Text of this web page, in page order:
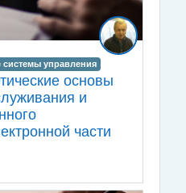
системы управления
основы
и
части